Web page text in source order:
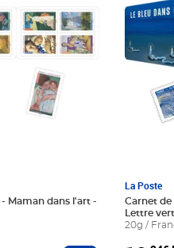
Maman dans l'art -
La Poste
Carnet de
Lettre
20g /